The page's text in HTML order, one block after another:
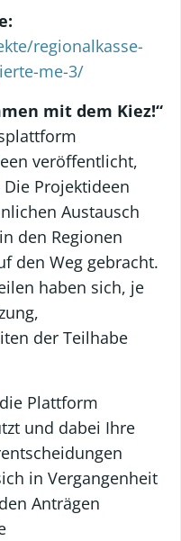
regionalkasse-
me-3/
mit dem Kiez!“
veröffentlicht,
Projektideen
Austausch
den Regionen
den Weg gebracht.
haben sich, je
der Teilhabe
Plattform
und dabei Ihre
in Vergangenheit
Anträgen